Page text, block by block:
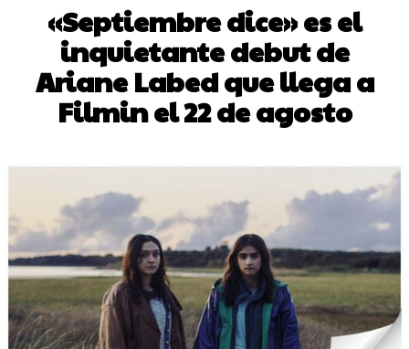
«Septiembre dice» es el
inquietante debut de
Ariane Labed que llega a
Filmin el 22 de agosto